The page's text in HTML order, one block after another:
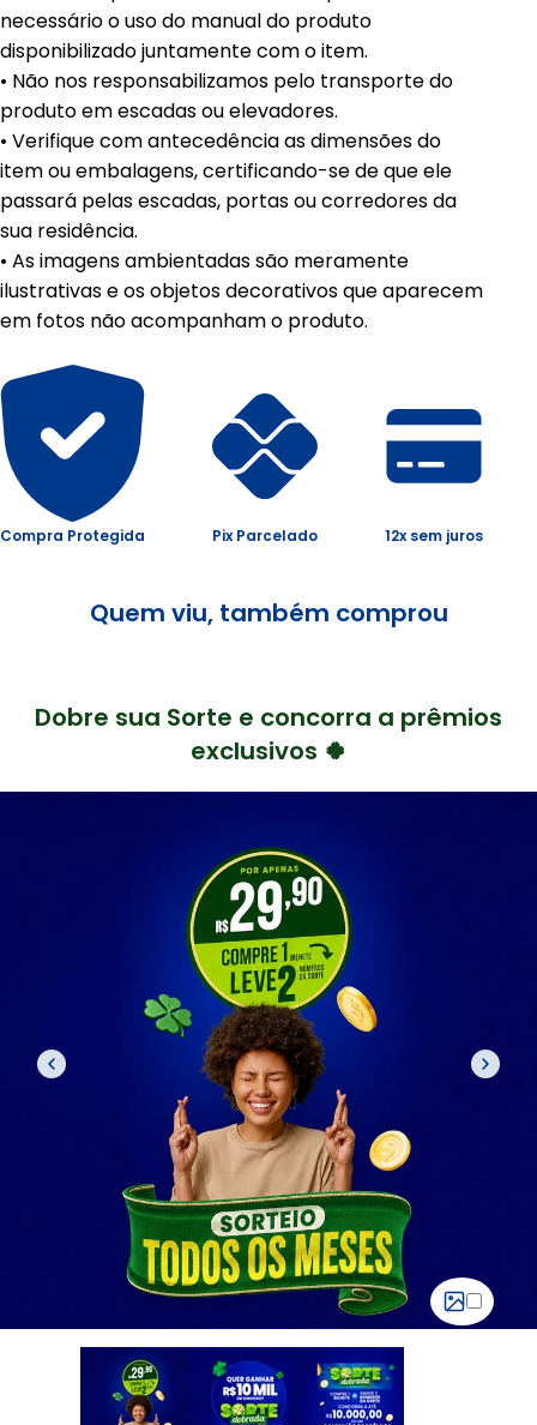
necessário o uso do manual do produto
disponibilizado juntamente com o item.
• Não nos responsabilizamos pelo transporte do
produto em escadas ou elevadores.
• Verifique com antecedência as dimensões do
item ou embalagens, certificando-se de que ele
passará pelas escadas, portas ou corredores da
sua residência.
• As imagens ambientadas são meramente
ilustrativas e os objetos decorativos que aparecem
em fotos não acompanham o produto.
Compra Protegida Pix Parcelado 12x sem juros
Quem viu, também comprou
Dobre sua Sorte e concorra a prêmios
exclusivos 🍀